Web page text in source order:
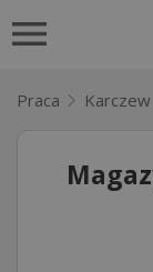
Praca Karczew